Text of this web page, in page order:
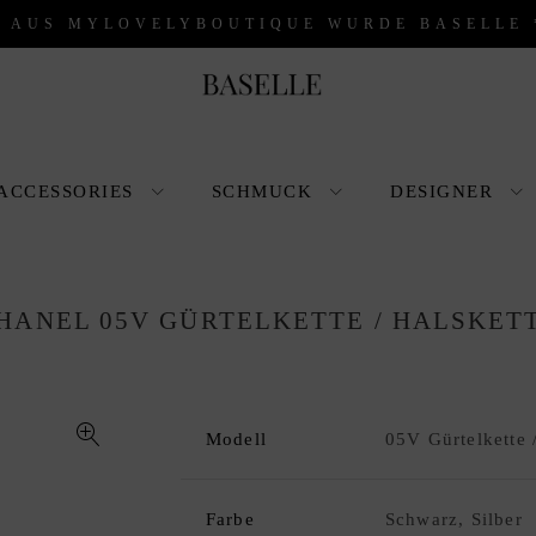
MYLOVELYBOUTIQUE WURDE
SCHMUCK DESIGNER
05V GÜRTELKETTE /
Modell 05V Gürtelkette
Farbe Schwarz, Silber